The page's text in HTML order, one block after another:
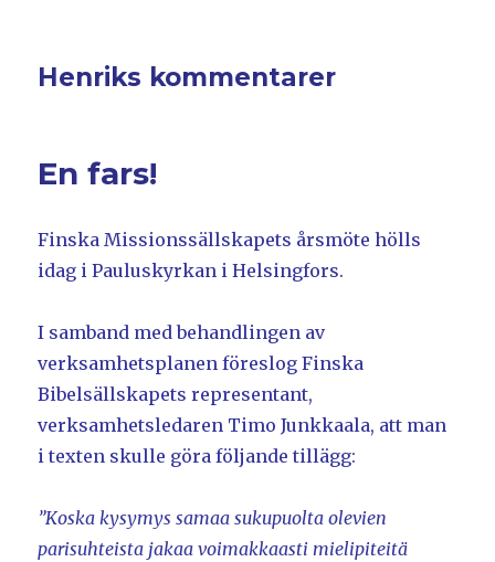
Henriks kommentarer
En fars!
Finska Missionssällskapets årsmöte hölls
idag i Pauluskyrkan i Helsingfors.
I samband med behandlingen av
verksamhetsplanen föreslog Finska
Bibelsällskapets representant,
verksamhetsledaren Timo Junkkaala, att man
i texten skulle göra följande tillägg:
”Koska kysymys samaa sukupuolta olevien
parisuhteista jakaa voimakkaasti mielipiteitä